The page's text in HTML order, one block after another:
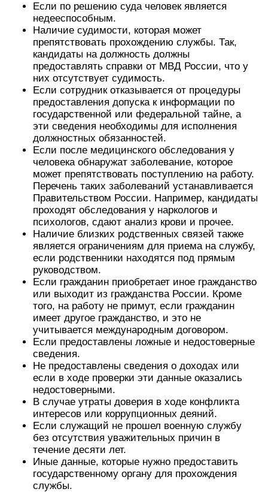
Если по решению суда человек является
недееспособным.
Наличие судимости, которая может
препятствовать прохождению службы. Так,
кандидаты на должность должны
предоставлять справки от МВД России, что у
них отсутствует судимость.
Если сотрудник отказывается от процедуры
предоставления допуска к информации по
государственной или федеральной тайне, а
эти сведения необходимы для исполнения
должностных обязанностей.
Если после медицинского обследования у
человека обнаружат заболевание, которое
может препятствовать поступлению на работу.
Перечень таких заболеваний устанавливается
Правительством России. Например, кандидаты
проходят обследования у наркологов и
психологов, сдают анализ крови и прочее.
Наличие близких родственных связей также
является ограничениям для приема на службу,
если родственники находятся под прямым
руководством.
Если гражданин приобретает иное гражданство
или выходит из гражданства России. Кроме
того, на работу не примут, если гражданин
имеет другое гражданство, и это не
учитывается международным договором.
Если предоставлены ложные и недостоверные
сведения.
Не предоставлены сведения о доходах или
если в ходе проверки эти данные оказались
недостоверными.
В случае утраты доверия в ходе конфликта
интересов или коррупционных деяний.
Если служащий не прошел военную службу
без отсутствия уважительных причин в
течение десяти лет.
Иные данные, которые нужно предоставить
государственному органу для прохождения
службы.